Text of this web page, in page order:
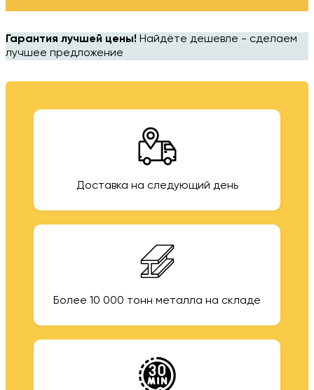
Гарантия лучшей цены! Найдёте дешевле - сделаем
лучшее предложение
Доставка на следующий день
Более 10 000 тонн металла на складе